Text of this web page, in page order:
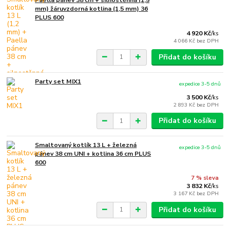
mm) žáruvzdorná kotlina (1,5 mm) 36
PLUS 600
4 920 Kč/ks
4 066 Kč bez DPH
Přidat do košíku
Party set MIX1
3 500 Kč/ks
2 893 Kč bez DPH
expedice 3-5 dnů
Přidat do košíku
Smaltovaný kotlík 13 L + železná
pánev 38 cm UNI + kotlina 36 cm PLUS
600
7 % sleva
3 832 Kč/ks
3 167 Kč bez DPH
expedice 3-5 dnů
Přidat do košíku